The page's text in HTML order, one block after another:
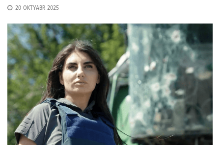
20 OKTYABR 2025